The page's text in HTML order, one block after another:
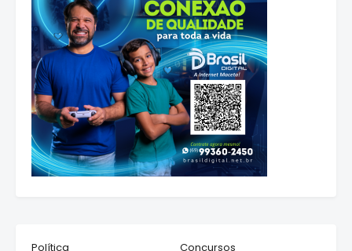
Política Concursos